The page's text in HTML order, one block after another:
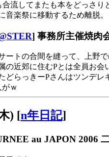
流してまたも本をどっさり
音楽祭に移動するため離脱。
] 事務所主催焼肉
ートの合間を縫って、上野
の近郊に住むPとは全員お会
どらっきーPさんはツンデレ
ｗ
) [n年日記]
au JAPON 2006